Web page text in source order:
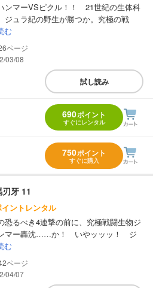
ンマーVSピクル！！ 21世紀の生体科
ジュラ紀の野生が勝つか。究極の戦
む
03/08
試し読み
690ポイント
すぐにレンタル
750ポイント
すぐに購入
牙 11
ントレンタル
恐るべき4連撃の前に、究極戦闘生物ジ
マー轟沈……か！ いやッッッ！ ジ
む
04/07